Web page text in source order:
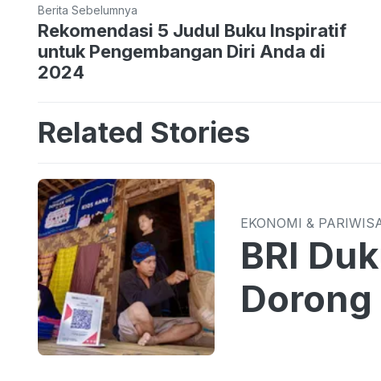
Berita Sebelumnya
Rekomendasi 5 Judul Buku Inspiratif
untuk Pengembangan Diri Anda di
2024
Related Stories
EKONOMI &
BRI